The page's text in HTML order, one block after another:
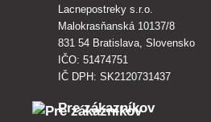
Lacnepostreky s.r.o.
Malokrasňanská 10137/8
831 54 Bratislava, Slovensko
IČO: 51474751
IČ DPH: SK2120731437
Pre zákazníkov